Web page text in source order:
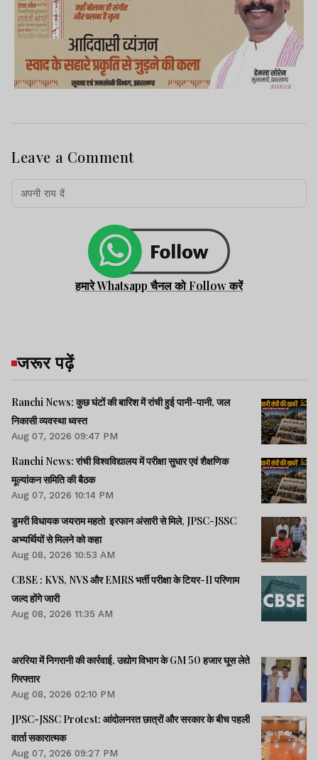
Leave a Comment
हमारे Whatsapp चैनल को Follow करें
जरूर पढ़ें
Ranchi News: कुछ घंटों की बारिश में रांची हुई पानी-पानी, जल
निकासी व्यवस्था ध्वस्त
Aug 07, 2026 09:47 PM
Ranchi News: रांची विश्वविद्यालय में परीक्षा सुधार एवं शैक्षणिक
मूल्यांकन समिति की बैठक
Aug 07, 2026 10:14 PM
डुमरी विधायक जयराम महतो इरफान अंसारी से मिले, JPSC-JSSC
अभ्यर्थियों से मिलने को कहा
Aug 08, 2026 10:53 AM
CBSE : KVS, NVS और EMRS भर्ती परीक्षा के टियर-II परिणाम
जल्द होंगे जारी
Aug 08, 2026 11:35 AM
अररिया में निगरानी की कार्रवाई, उद्योग विभाग के GM 50 हजार घूस लेते
गिरफ्तार
Aug 08, 2026 02:10 PM
JPSC-JSSC Protest: आंदोलनरत छात्रों और सरकार के बीच पहली
वार्ता सकारात्मक
Aug 07, 2026 09:27 PM